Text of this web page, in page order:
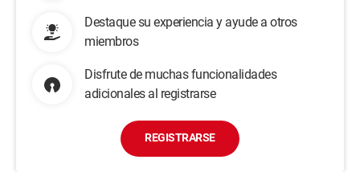
Destaque su experiencia y ayude a otros
miembros
Disfrute de muchas funcionalidades
adicionales al registrarse
REGISTRARSE